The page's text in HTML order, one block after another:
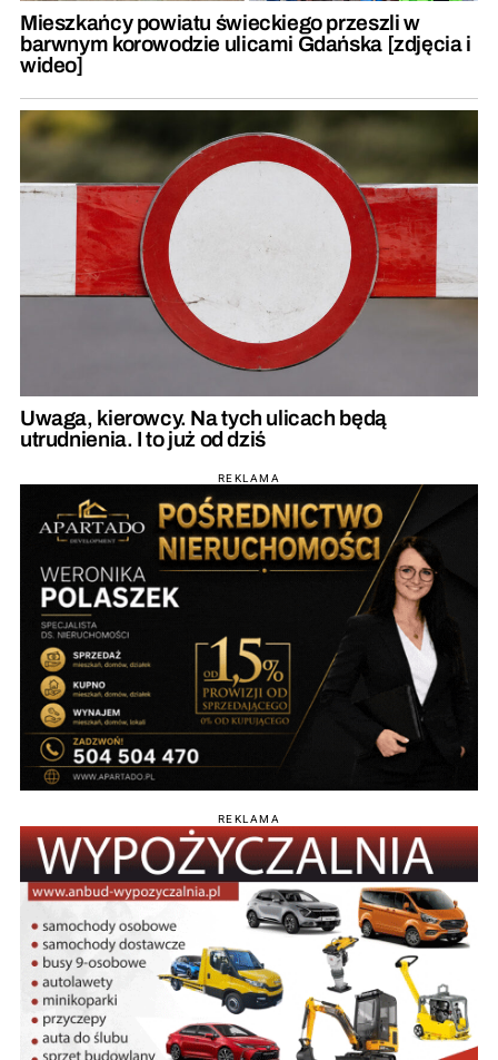
Mieszkańcy powiatu świeckiego przeszli w
barwnym korowodzie ulicami Gdańska [zdjęcia i
wideo]
Uwaga, kierowcy. Na tych ulicach będą
utrudnienia. I to już od dziś
REKLAMA
REKLAMA